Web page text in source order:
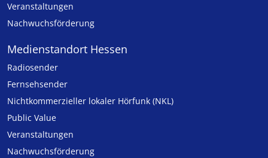
Veranstaltungen
Nachwuchsförderung
Medienstandort Hessen
Radiosender
Fernsehsender
Nicht­kommer­zieller lo­ka­ler Hör­funk (NKL)
Public Value
Veranstaltungen
Nachwuchsförderung